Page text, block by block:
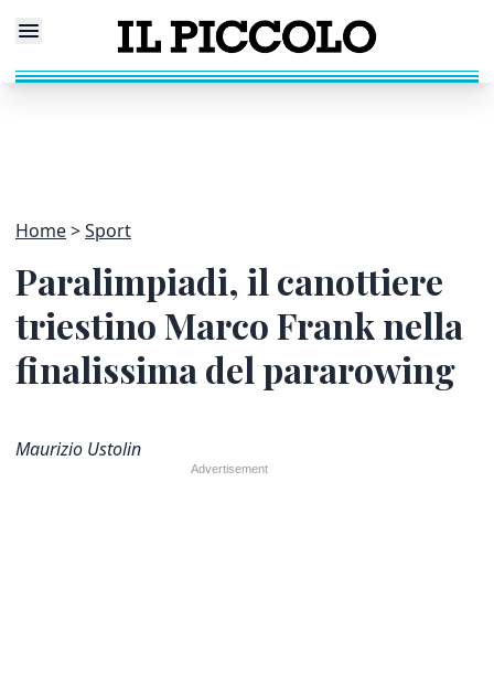
Home Sport
Paralimpiadi, il canottiere
triestino Marco Frank nella
finalissima del pararowing
Maurizio Ustolin